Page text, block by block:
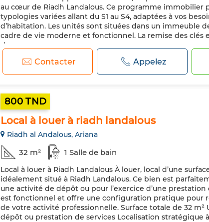
au cœur de Riadh Landalous. Ce programme immobilier
typologies variées allant du S1 au S4, adaptées à vos
d’habitation. Les unités sont situées dans un immeuble
cadre de vie moderne et fonctionnel. La remise des clés
d...
Contacter Appelez
800 TND
Local à louer à riadh landalous
Riadh al Andalous, Ariana
32 m² 1 Salle de bain
Local à louer à Riadh Landalous À louer, local d’une
idéalement situé à Riadh Landalous. Ce bien est
une activité de dépôt ou pour l’exercice d’une prestation
est fonctionnel et offre une configuration pratique pour
de votre activité professionnelle. Surface totale de 32 m²
dépôt ou prestation de services Localisation stratégique à